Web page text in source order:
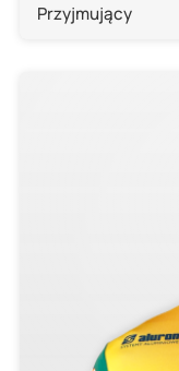
Przyjmujący